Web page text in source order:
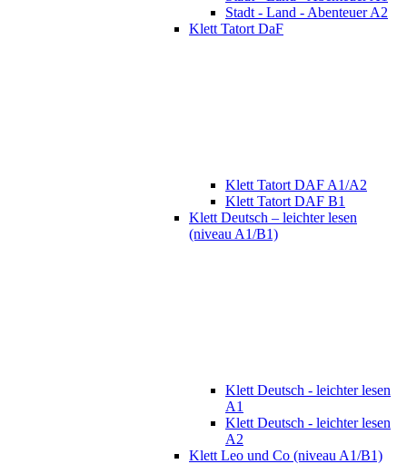
Stadt - Land - Abenteuer A2
Klett Tatort DaF
Klett Tatort DAF A1/A2
Klett Tatort DAF B1
Klett Deutsch – leichter lesen
(niveau A1/B1)
Klett Deutsch - leichter lesen
A1
Klett Deutsch - leichter lesen
A2
Klett Leo und Co (niveau A1/B1)